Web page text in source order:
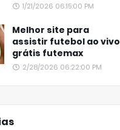
1/21/2026 06:15:00 PM
Melhor site para
assistir futebol ao vivo
grátis futemax
2/28/2026 06:22:00 PM